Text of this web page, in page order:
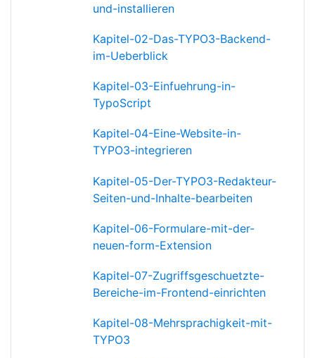
und-installieren
Kapitel-02-Das-TYPO3-Backend-
im-Ueberblick
Kapitel-03-Einfuehrung-in-
TypoScript
Kapitel-04-Eine-Website-in-
TYPO3-integrieren
Kapitel-05-Der-TYPO3-Redakteur-
Seiten-und-Inhalte-bearbeiten
Kapitel-06-Formulare-mit-der-
neuen-form-Extension
Kapitel-07-Zugriffsgeschuetzte-
Bereiche-im-Frontend-einrichten
Kapitel-08-Mehrsprachigkeit-mit-
TYPO3